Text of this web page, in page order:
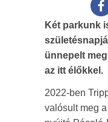
Két parkunk
ünnepelt
az itt élőkkel.
2022-ben
valósult meg